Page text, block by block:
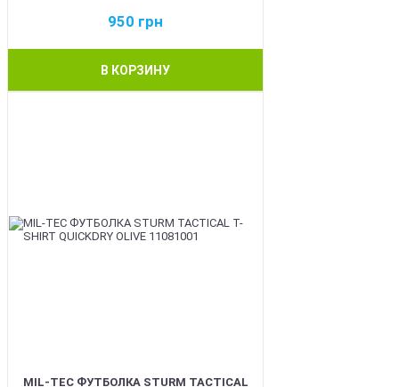
950 грн
В КОРЗИНУ
MIL-TEC ФУТБОЛКА STURM TACTICAL